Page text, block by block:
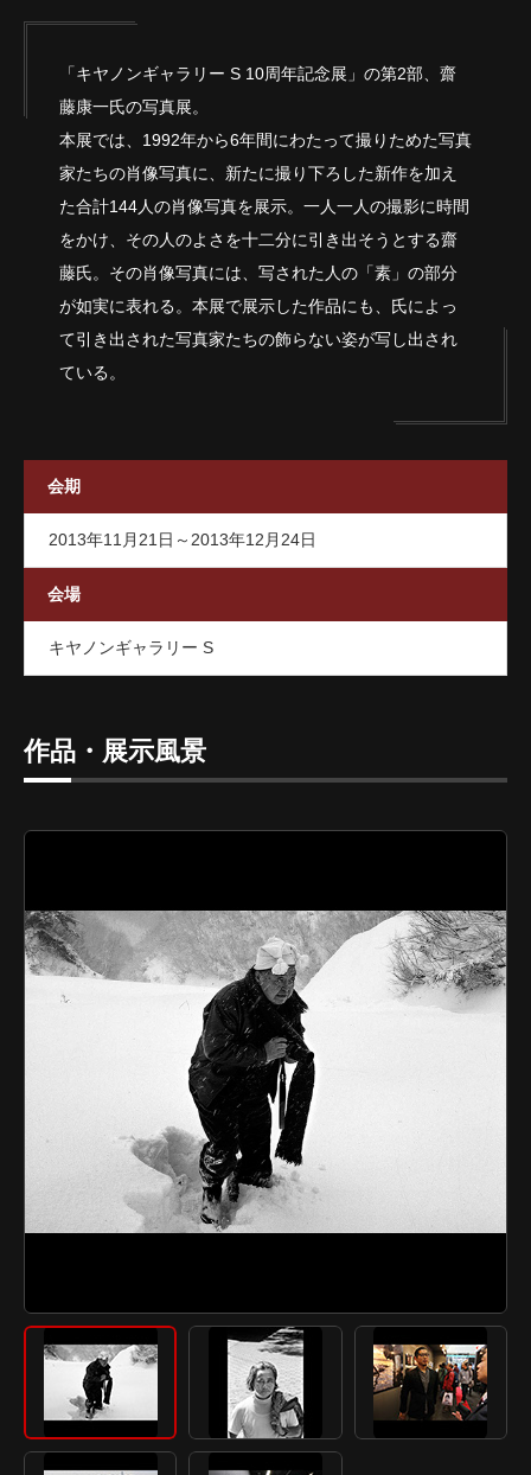
「キヤノンギャラリー S 10周年記念展」の第2部、齋
藤康一氏の写真展。
本展では、1992年から6年間にわたって撮りためた写真
家たちの肖像写真に、新たに撮り下ろした新作を加え
た合計144人の肖像写真を展示。一人一人の撮影に時間
をかけ、その人のよさを十二分に引き出そうとする齋
藤氏。その肖像写真には、写された人の「素」の部分
が如実に表れる。本展で展示した作品にも、氏によっ
て引き出された写真家たちの飾らない姿が写し出され
ている。
会期
会場
2013年11月21日～2013年12月24日
キヤノンギャラリー S
作品・展示風景